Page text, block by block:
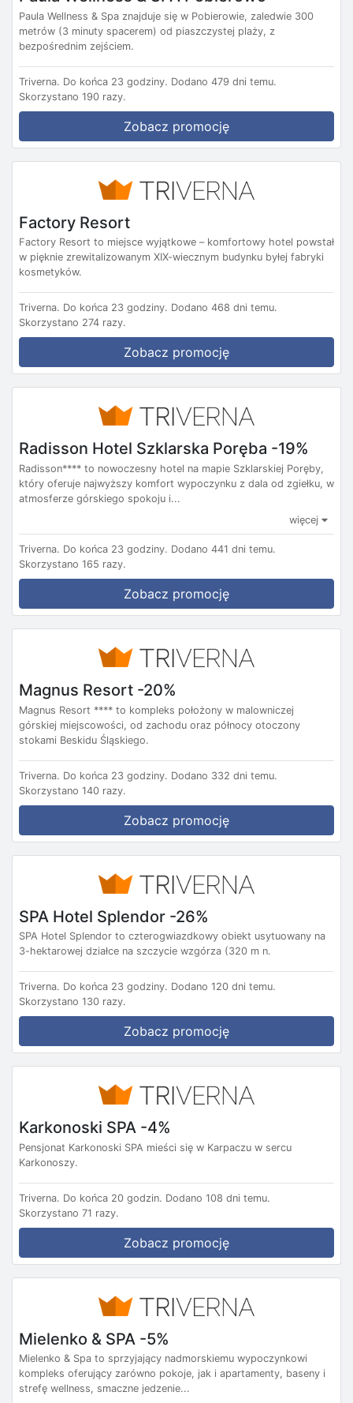
Paula Wellness & Spa znajduje się w Pobierowie, zaledwie 300
metrów (3 minuty spacerem) od piaszczystej plaży, z
bezpośrednim zejściem.
Triverna. Do końca 23 godziny. Dodano 479 dni temu.
Skorzystano 190 razy.
Zobacz promocję
Factory Resort
Factory Resort to miejsce wyjątkowe – komfortowy hotel powstał
w pięknie zrewitalizowanym XIX-wiecznym budynku byłej fabryki
kosmetyków.
Triverna. Do końca 23 godziny. Dodano 468 dni temu.
Skorzystano 274 razy.
Zobacz promocję
Radisson Hotel Szklarska Poręba -19%
Radisson**** to nowoczesny hotel na mapie Szklarskiej Poręby,
który oferuje najwyższy komfort wypoczynku z dala od zgiełku, w
atmosferze górskiego spokoju i...
więcej
Triverna. Do końca 23 godziny. Dodano 441 dni temu.
Skorzystano 165 razy.
Zobacz promocję
Magnus Resort -20%
Magnus Resort **** to kompleks położony w malowniczej
górskiej miejscowości, od zachodu oraz północy otoczony
stokami Beskidu Śląskiego.
Triverna. Do końca 23 godziny. Dodano 332 dni temu.
Skorzystano 140 razy.
Zobacz promocję
SPA Hotel Splendor -26%
SPA Hotel Splendor to czterogwiazdkowy obiekt usytuowany na
3-hektarowej działce na szczycie wzgórza (320 m n.
Triverna. Do końca 23 godziny. Dodano 120 dni temu.
Skorzystano 130 razy.
Zobacz promocję
Karkonoski SPA -4%
Pensjonat Karkonoski SPA mieści się w Karpaczu w sercu
Karkonoszy.
Triverna. Do końca 20 godzin. Dodano 108 dni temu.
Skorzystano 71 razy.
Zobacz promocję
Mielenko & SPA -5%
Mielenko & Spa to sprzyjający nadmorskiemu wypoczynkowi
kompleks oferujący zarówno pokoje, jak i apartamenty, baseny i
strefę wellness, smaczne jedzenie...